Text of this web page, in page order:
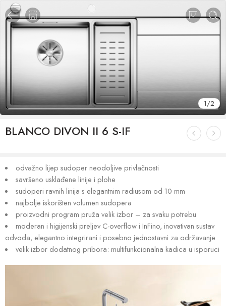
1/2
BLANCO DIVON II 6 S-IF
odvažno lijep sudoper neodoljive privlačnosti
savršeno usklađene linije i plohe
sudoperi ravnih linija s elegantnim radiusom od 10 mm
najbolje iskorišten volumen sudopera
proizvodni program pruža velik izbor – za svaku potrebu
moderan i higijenski preljev C-overflow i InFino, inovativan sustav
odvoda, elegantno integrirani i posebno jednostavni za održavanje
velik izbor dodatnog pribora: multifunkcionalna kadica u isporuci